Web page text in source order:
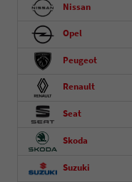
Nissan
Opel
Peugeot
Renault
Seat
Skoda
Suzuki